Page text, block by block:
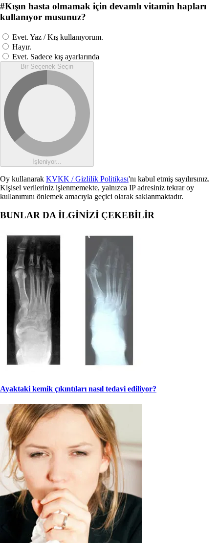
#Kışın hasta olmamak için devamlı vitamin hapları
kullanıyor musunuz?
Evet. Yaz / Kış kullanıyorum.
Hayır.
Evet. Sadece kış ayarlarında
Bir Seçenek Seçin
İşleniyor...
Oy kullanarak KVKK / Gizlilik Politikası'nı kabul etmiş sayılırsınız.
Kişisel verileriniz işlenmemekte, yalnızca IP adresiniz tekrar oy
kullanımını önlemek amacıyla geçici olarak saklanmaktadır.
BUNLAR DA İLGİNİZİ ÇEKEBİLİR
Ayaktaki kemik çıkıntıları nasıl tedavi ediliyor?